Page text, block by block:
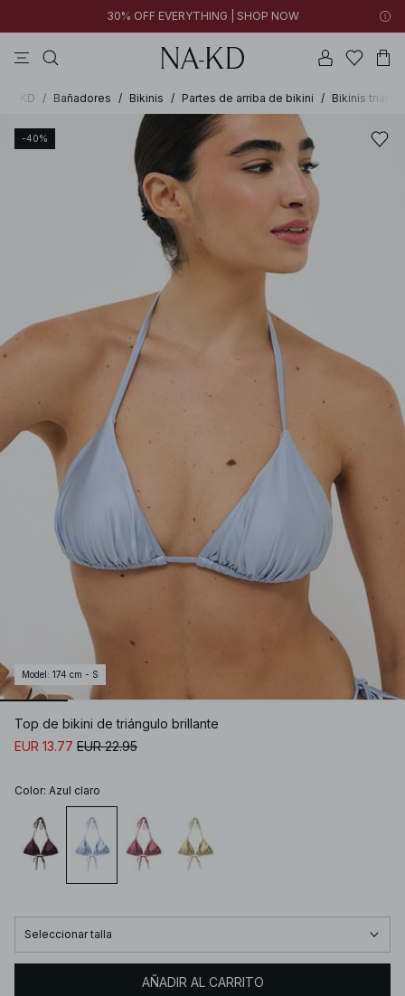
30% OFF EVERYTHING | SHOP NOW
NA-KD / Bañadores / Bikinis / Partes de arriba de bikini / Bikinis
-40%
Model : 174 cm - S
Top de bikini de triángulo brillante
EUR 13.77 EUR 22.95
Color: Azul claro
Seleccionar talla
AÑADIR AL CARRITO